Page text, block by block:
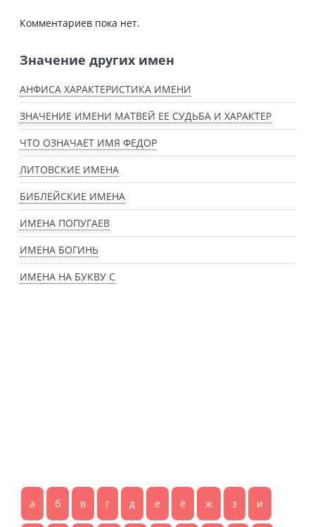
Комментариев пока нет.
Значение других имен
АНФИСА ХАРАКТЕРИСТИКА ИМЕНИ
ЗНАЧЕНИЕ ИМЕНИ МАТВЕЙ ЕЕ СУДЬБА И ХАРАКТЕР
ЧТО ОЗНАЧАЕТ ИМЯ ФЕДОР
ЛИТОВСКИЕ ИМЕНА
БИБЛЕЙСКИЕ ИМЕНА
ИМЕНА ПОПУГАЕВ
ИМЕНА БОГИНЬ
ИМЕНА НА БУКВУ С
а б в г д е ё ж з и